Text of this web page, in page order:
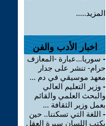
المزيد.....
اخبار الأدب والفن
- سوريا...عبارة -المعازف
حرام- تنشر على جدار
معهد موسيقي في دم ...
- وزير التعليم العالي
والبحث العلمي والقائم
بعمل وزير الثقافة ...
- اللغة التي تسكننا.. حين
يكتب اللسان سيرة العقل